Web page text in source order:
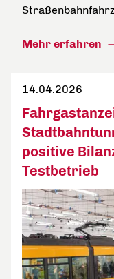
Mehr erfahren
14.04.2026
positive
Testbetrieb